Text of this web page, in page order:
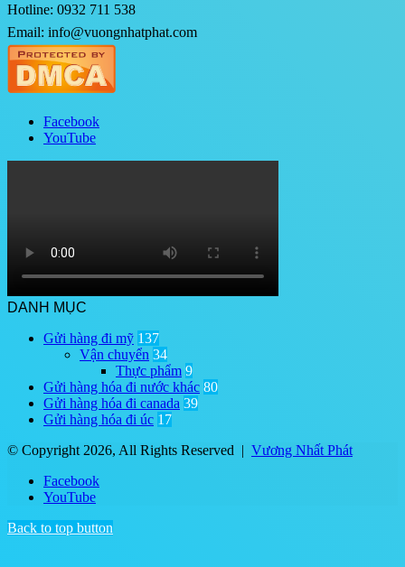
Hotline: 0932 711 538
Email: info@vuongnhatphat.com
Facebook
YouTube
DANH MỤC
Gửi hàng đi mỹ 137
Vận chuyển 34
Thực phẩm 9
Gửi hàng hóa đi nước khác 80
Gửi hàng hóa đi canada 39
Gửi hàng hóa đi úc 17
© Copyright 2026, All Rights Reserved | Vương Nhất Phát
Facebook
YouTube
Back to top button